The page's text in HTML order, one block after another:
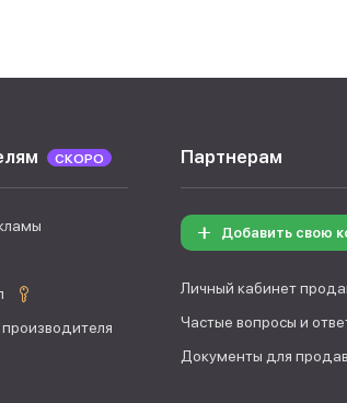
СКОРО Партнерам
Добавить свою
Личный кабинет
Частые вопросы и
Документы для